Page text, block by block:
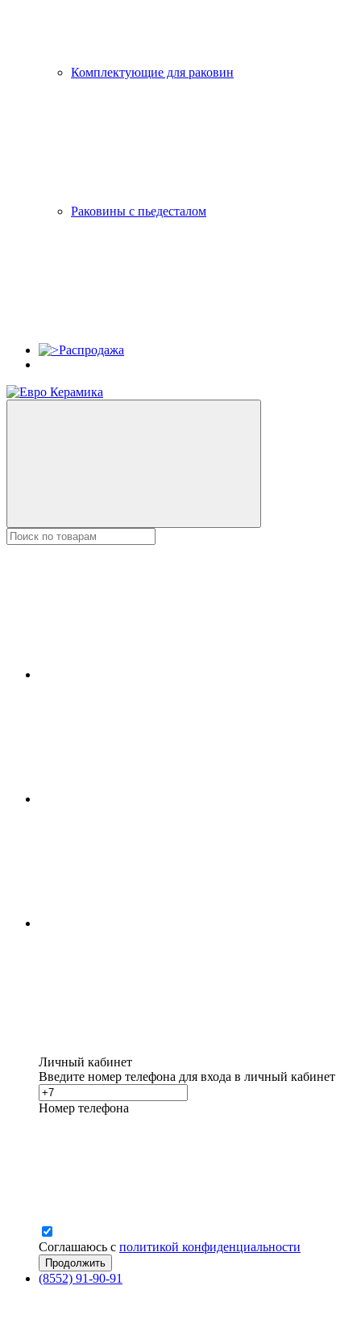
Комплектующие для раковин
Раковины с пьедесталом
Распродажа
Личный кабинет
Введите номер телефона для входа в личный кабинет
Номер телефона
Соглашаюсь с политикой конфиденциальности
(8552) 91-90-91